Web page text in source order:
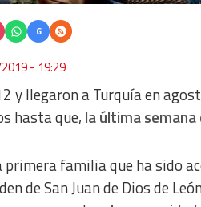
G
- 19:29
y llegaron a Turquía en
hasta que, la última semana
familia que ha sido
de San Juan de Dios de